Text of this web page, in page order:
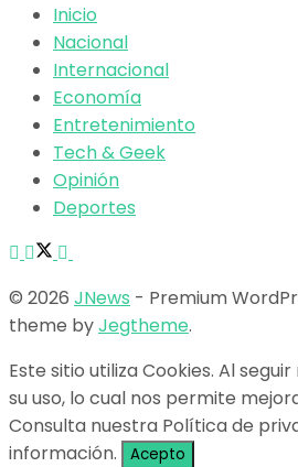
Inicio
Nacional
Internacional
Economía
Entretenimiento
Tech & Geek
Opinión
Deportes
© 2026 JNews - Premium
theme byJegtheme.
Este sitio utiliza Cookies. Al
su uso, lo cual nos permite
Consulta nuestra Política de
información.
Acepto